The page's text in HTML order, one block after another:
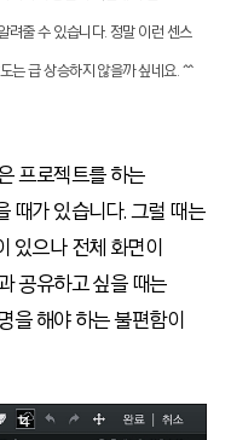
려줄 수 있습니다. 정말 이런 센스
는 급 상승하지 않을까 싶네요. ^^
프로젝트를 하는
때가 있습니다. 그럴 때는
있으나 전체 화면이
공유하고 싶을 때는
을 해야 하는 불편함이